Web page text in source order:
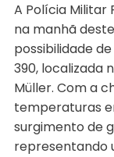
A Polícia Militar
na manhã
possibilidade
390, localizada
Müller. Com a
temperaturas
surgimento de
representando